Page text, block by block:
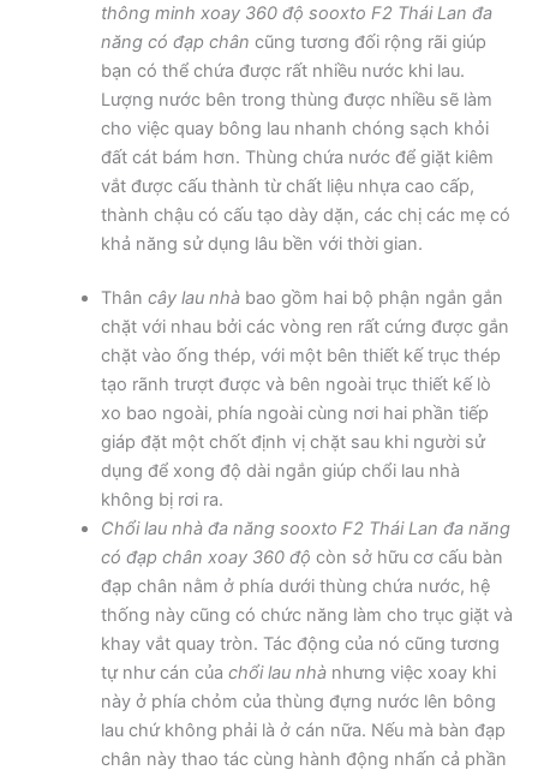
thông minh xoay 360 độ sooxto F2 Thái Lan đa
năng có đạp chân cũng tương đối rộng rãi giúp
bạn có thể chứa được rất nhiều nước khi lau.
Lượng nước bên trong thùng được nhiều sẽ làm
cho việc quay bông lau nhanh chóng sạch khỏi
đất cát bám hơn. Thùng chứa nước để giặt kiêm
vắt được cấu thành từ chất liệu nhựa cao cấp,
thành chậu có cấu tạo dày dặn, các chị các mẹ có
khả năng sử dụng lâu bền với thời gian.
Thân cây lau nhàbao gồm hai bộ phận ngắn gắn
chặt với nhau bởi các vòng ren rất cứng được gắn
chặt vào ống thép, với một bên thiết kế trục thép
tạo rãnh trượt được và bên ngoài trục thiết kế lò
xo bao ngoài, phía ngoài cùng nơi hai phần tiếp
giáp đặt một chốt định vị chặt sau khi người sử
dụng để xong độ dài ngắn giúp chổi lau nhà
không bị rơi ra.
Chổi lau nhà đa năng sooxto F2 Thái Lan đa năng
có đạp chân xoay 360 độ còn sở hữu cơ cấu bàn
đạp chân nằm ở phía dưới thùng chứa nước, hệ
thống này cũng có chức năng làm cho trục giặt và
khay vắt quay tròn. Tác động của nó cũng tương
tự như cán của chổi lau nhànhưng việc xoay khi
này ở phía chỏm của thùng đựng nước lên bông
lau chứ không phải là ở cán nữa. Nếu mà bàn đạp
chân này thao tác cùng hành động nhấn cả phần